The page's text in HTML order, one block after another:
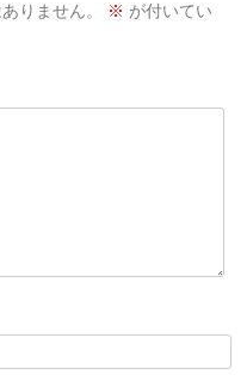
りません。 ※ が付いてい